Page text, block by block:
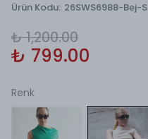
Ürün Kodu: 26SWS6988-Bej-S
₺ 1,200.00
₺ 799.00
Renk